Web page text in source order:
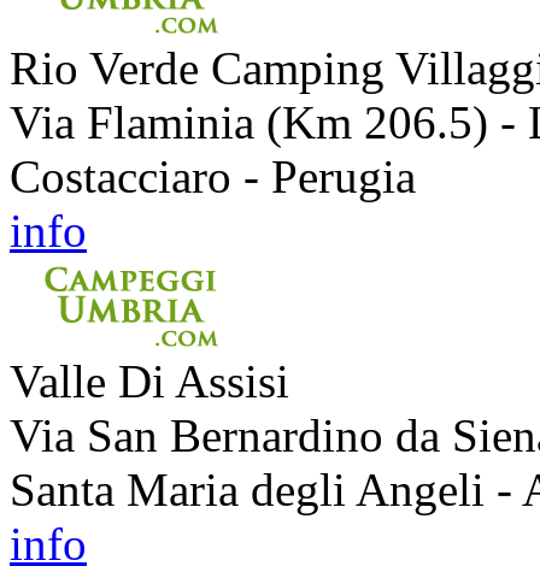
Rio Verde Camping
Via Flaminia (Km 206.5) -
Costacciaro - Perugia
info
Valle Di Assisi
Via San Bernardino da
Santa Maria degli Angeli -
info